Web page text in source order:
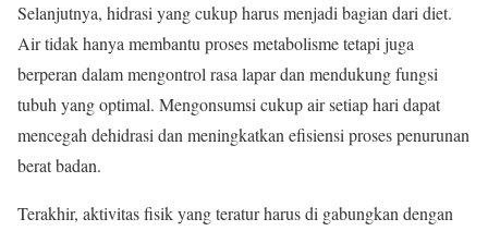
Selanjutnya, hidrasi yang cukup harus menjadi bagian dari diet.
Air tidak hanya membantu proses metabolisme tetapi juga
berperan dalam mengontrol rasa lapar dan mendukung fungsi
tubuh yang optimal. Mengonsumsi cukup air setiap hari dapat
mencegah dehidrasi dan meningkatkan efisiensi proses penurunan
berat badan.
Terakhir, aktivitas fisik yang teratur harus di gabungkan dengan